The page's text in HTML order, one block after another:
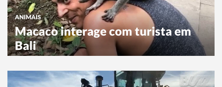
ANIMAIS
Macaco interage com turista em
Bali